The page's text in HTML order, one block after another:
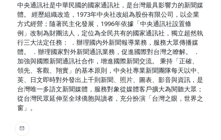
中央通訊社是中華民國的國家通訊社，是台灣最具影響力的新聞媒
體。 經歷組織改造，1973年中央社改組為股份有限公司，以企業
方式經營；隨著民主化發展，1996年依據「中央通訊社設置條
例」改制為財團法人，定位為全民共有的國家通訊社，獨立超然執
行三大法定任務： ．辦理國內外新聞報導業務，服務大眾傳播媒
體。 ．辦理國家對外新聞通訊業務，促進國際對台灣之瞭解。 ．
加強與國際新聞通訊社合作，增進國際新聞交流。 秉持「正確、
領先、客觀、翔實」的基本原則，中央社專業新聞團隊每天以中、
英、日文即時對外發出上千則新聞、照片、圖表、影音與資訊，是
台灣唯一多語文新聞媒體，服務對象從媒體客戶擴大為閱聽大眾；
從台灣民眾延伸至全球僑胞與讀者，充分扮演「台灣之眼，世界之
窗」。